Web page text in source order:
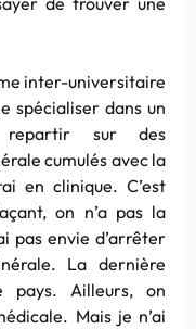
inter-universitaire
spécialiser dans un
sur des
cumulés avec la
en clinique. C’est
on n’a pas la
pas envie d’arrêter
La dernière
pays. Ailleurs, on
Mais je n’ai